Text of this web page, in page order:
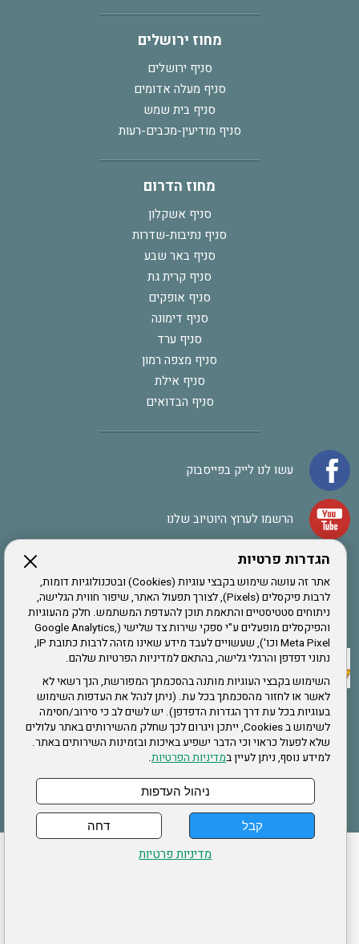
הגדרות פרטיות
אתר זה עושה שימוש בקבצי עוגיות (Cookies) ובטכנולוגיות דומות,
לרבות פיקסלים (Pixels), לצורך תפעול האתר, שיפור חווית הגלישה,
ניתוחים סטטיסטיים והתאמת תוכן להעדפת המשתמש. חלק מהעוגיות
והפיקסלים מופעלים ע"י ספקי שירות צד שלישי (Google Analytics,
Meta Pixel וכו'), שעשויים לעבד מידע שאינו מזהה לרבות כתובת IP,
נתוני דפדפן והרגלי גלישה, בהתאם למדיניות הפרטיות שלהם.
השימוש בקבצי העוגיות מותנה בהסכמתך המפורשת, הנך רשאי לא
לאשר או לחזור מהסכמתך בכל עת. (ניתן לנהל את העדפות השימוש
בעוגיות בכל עת דרך הגדרות הדפדפן). יש לשים לב כי סירוב/חסימה
לשימוש ב Cookies, ייתכן ויגרום לכך שחלק מהשירותים באתר עלולים
שלא לפעול כראוי וכי הדבר ישפיע באיכות ובזמינות השירותים באתר.
למידע נוסף, ניתן לעיין במדיניות הפרטיות.
קבל דחה
ניהול העדפות
מדיניות פרטיות
מחוז ירושלים
סניף ירושלים
סניף מעלה אדומים
סניף בית שמש
סניף מודיעין-מכבים-רעות
מחוז הדרום
סניף אשקלון
סניף נתיבות-שדרות
סניף באר שבע
סניף קרית גת
סניף אופקים
סניף דימונה
סניף ערד
סניף מצפה רמון
סניף אילת
סניף הבדואים
עשו לנו לייק בפייסבוק
הרשמו לערוץ היוטיוב שלנו
אתר צה"ל
תקנון האתר
שירותים
תעסוקה
בריאות
הצהרת נגישות לעדכון פרטים אישיים